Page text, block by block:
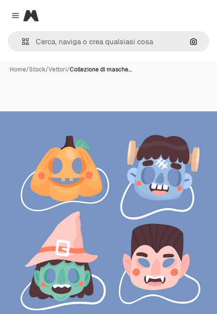
Close menu
Magnific
Cerca
Home/Stock/Vettori/Collezione di masche…